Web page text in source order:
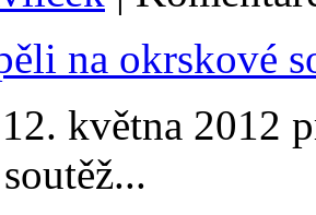
na okrskové
května 2012